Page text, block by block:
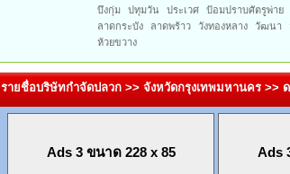
บึงกุ่ม
ปทุมวัน ประเวศ ป้อมปราบศัตรูพ่าย
ลาดกระบัง
ลาดพร้าว วังทองหลาง วัฒนา
ห้วยขวาง
รายชื่อบริษัทกำจัดปลวก >> จังหวัดกรุงเทพมหานคร >>
Ads 3 ขนาด 228 x 85 Ads